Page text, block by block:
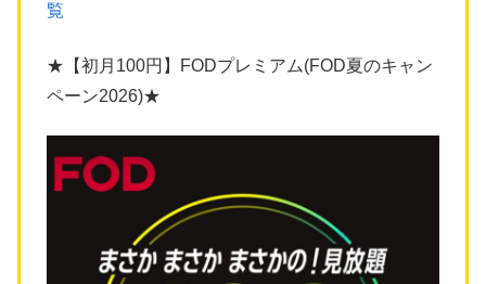
覧
★【初月100円】FODプレミアム(FOD夏のキャン
ペーン2026)★